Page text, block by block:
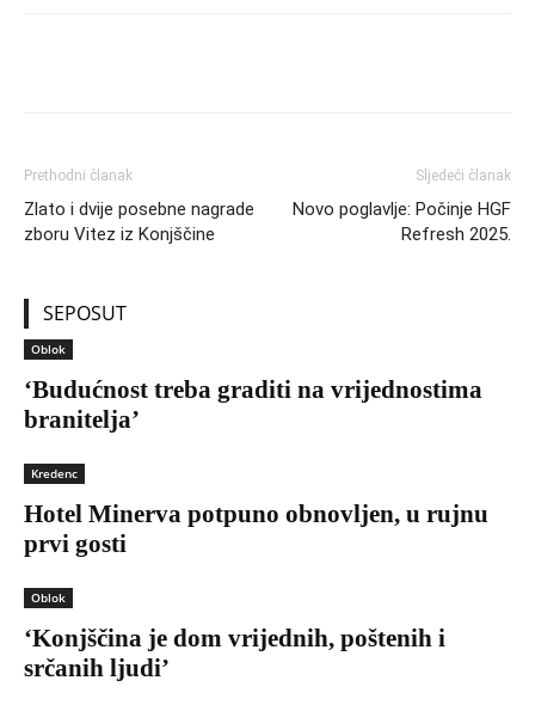
Prethodni članak
Zlato i dvije posebne nagrade
zboru Vitez iz Konjščine
Sljedeći članak
Novo poglavlje: Počinje HGF
Refresh 2025.
SEPOSUT
Oblok
‘Budućnost treba graditi na vrijednostima
branitelja’
Kredenc
Hotel Minerva potpuno obnovljen, u rujnu
prvi gosti
Oblok
‘Konjščina je dom vrijednih, poštenih i
srčanih ljudi’